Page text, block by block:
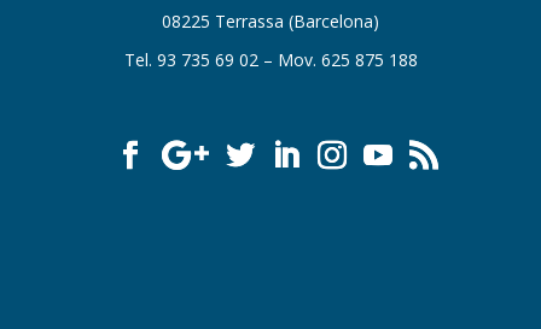
08225 Terrassa (Barcelona)
Tel. 93 735 69 02 – Mov. 625 875 188